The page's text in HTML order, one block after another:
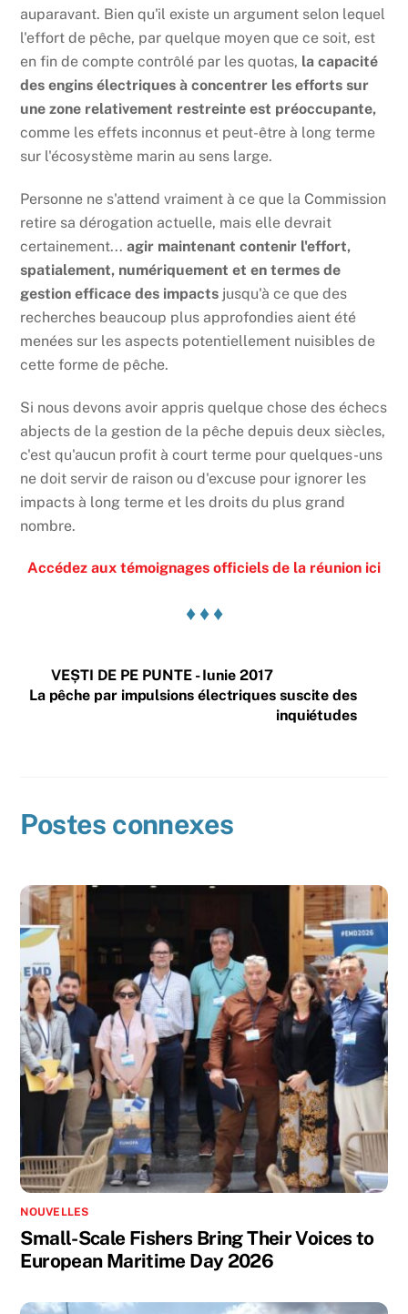
auparavant. Bien qu'il existe un argument selon lequel
l'effort de pêche, par quelque moyen que ce soit, est
en fin de compte contrôlé par les quotas, la capacité
des engins électriques à concentrer les efforts sur
une zone relativement restreinte est préoccupante,
comme les effets inconnus et peut-être à long terme
sur l'écosystème marin au sens large.
Personne ne s'attend vraiment à ce que la Commission
retire sa dérogation actuelle, mais elle devrait
certainement...agir maintenant contenir l'effort,
spatialement, numériquement et en termes de
gestion efficace des impacts jusqu'à ce que des
recherches beaucoup plus approfondies aient été
menées sur les aspects potentiellement nuisibles de
cette forme de pêche.
Si nous devons avoir appris quelque chose des échecs
abjects de la gestion de la pêche depuis deux siècles,
c'est qu'aucun profit à court terme pour quelques-uns
ne doit servir de raison ou d'excuse pour ignorer les
impacts à long terme et les droits du plus grand
nombre.
Accédez aux témoignages officiels de la réunion ici
♦ ♦ ♦
VEȘTI DE PE PUNTE - Iunie 2017
La pêche par impulsions électriques suscite des
inquiétudes
Postes connexes
NOUVELLES
Small-Scale Fishers Bring Their Voices to
European Maritime Day 2026